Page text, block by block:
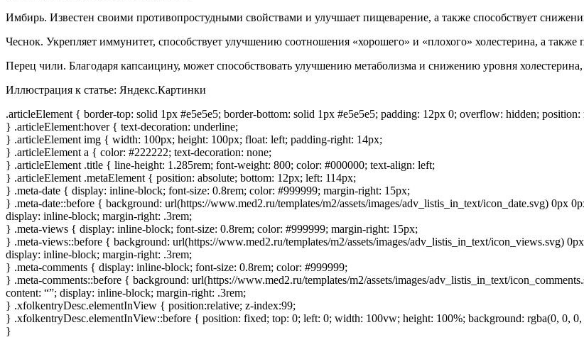
Имбирь. Известен своими противопростудными свойствами и улучшает пищеварение, а также способствует
Чеснок. Укрепляет иммунитет, способствует улучшению соотношения «хорошего» и «плохого» холестерина, а
Перец чили. Благодаря капсаицину, может способствовать улучшению метаболизма и снижению уровня
Иллюстрация к статье: Яндекс.Картинки
.articleElement { border-top: solid 1px #e5e5e5; border-bottom: solid 1px #e5e5e5; padding: 12px 0; overflow: hidden;
} .articleElement:hover { text-decoration: underline;
} .articleElement img { width: 100px; height: 100px; float: left; padding-right: 14px;
} .articleElement a { color: #222222; text-decoration: none;
} .articleElement .title { line-height: 1.285rem; font-weight: 800; color: #000000; text-align: left;
} .articleElement .metaElement { position: absolute; bottom: 12px; left: 114px;
} .meta-date { display: inline-block; font-size: 0.8rem; color: #999999; margin-right: 15px;
} .meta-date::before { background: url(https://www.med2.ru/templates/m2/assets/images/adv_listis_in_text/icon_date.svg) 0px
display: inline-block; margin-right: .3rem;
} .meta-views { display: inline-block; font-size: 0.8rem; color: #999999; margin-right: 15px;
} .meta-views::before { background: url(https://www.med2.ru/templates/m2/assets/images/adv_listis_in_text/icon_views.svg)
display: inline-block; margin-right: .3rem;
} .meta-comments { display: inline-block; font-size: 0.8rem; color: #999999;
} .meta-comments::before { background: url(https://www.med2.ru/templates/m2/assets/images/adv_listis_in_text/
content: “”; display: inline-block; margin-right: .3rem;
} .xfolkentryDesc.elementInView { position:relative; z-index:99;
} .xfolkentryDesc.elementInView::before { position: fixed; top: 0; left: 0; width: 100vw; height: 100%; background: rgba(0, 0, 0,
}